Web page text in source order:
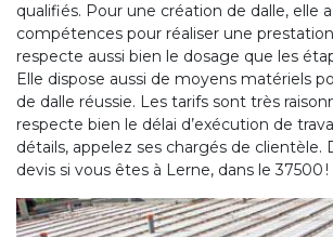
qualifiés. Pour une création de dalle, elle
compétences pour réaliser une
respecte aussi bien le dosage que les
Elle dispose aussi de moyens matériels
de dalle réussie. Les tarifs sont très
respecte bien le délai d’exécution de
détails, appelez ses chargés de clientèle.
devis si vous êtes à Lerne, dans le 37500 !